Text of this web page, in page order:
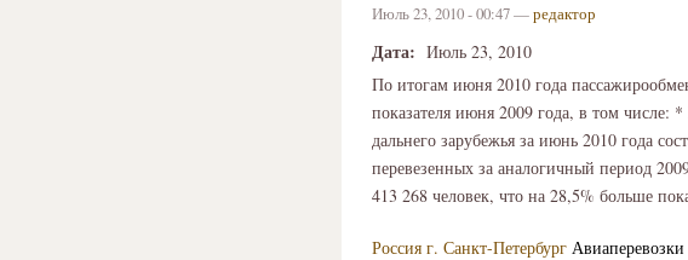
Июль 23, 2010 - 00:47 —редактор
Дата: Июль 23, 2010
По итогам июня 2010 года
показателя июня 2009 года, в том
дальнего зарубежья за июнь 2010 года
перевезенных за аналогичный период
413 268 человек, что на 28,5% больше
Россия г. Санкт-Петербург Авиаперевозки